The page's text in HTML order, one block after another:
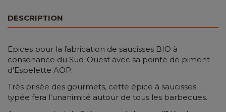
DESCRIPTION
Epices pour la fabrication de saucisses BIO à
consonance du Sud-Ouest avec sa pointe de piment
d'Espelette AOP.
Très prisée des gourmets, cette épice à saucisses
typée fera l'unanimité autour de tous les barbecues.